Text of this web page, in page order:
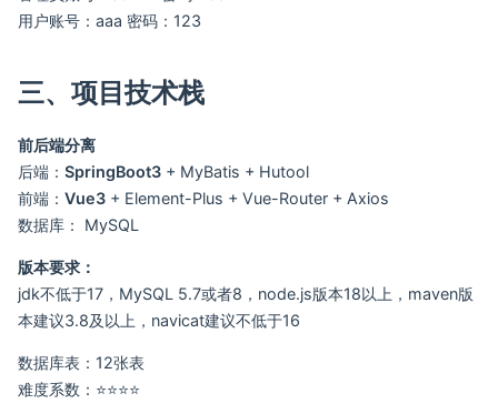
用户账号：aaa 密码：123
三、项目技术栈
前后端分离
后端： SpringBoot3 + MyBatis + Hutool
前端： Vue3 + Element-Plus + Vue-Router + Axios
数据库： MySQL
版本要求：
jdk不低于17，MySQL 5.7或者8，node.js版本18以上，maven版
本建议3.8及以上，navicat建议不低于16
数据库表：12张表
难度系数：⭐⭐⭐⭐